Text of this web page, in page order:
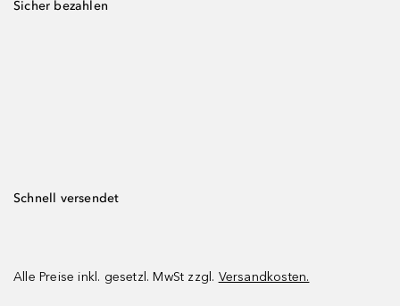
Sicher bezahlen
Schnell versendet
Alle Preise inkl. gesetzl. MwSt zzgl. Versandkosten.